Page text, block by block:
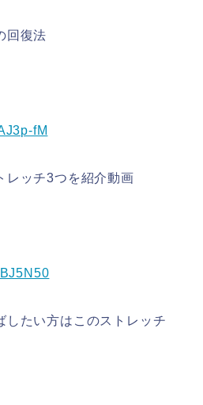
回復法
fM
レッチ3つを紹介動画
したい方はこのストレッチ